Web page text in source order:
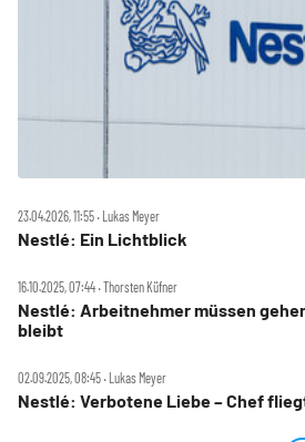
23.04.2026, 11:55 ‧ Lukas Meyer
Nestlé: Ein Lichtblick
16.10.2025, 07:44 ‧ Thorsten Küfner
Nestlé: Arbeitnehmer müssen
bleibt
02.09.2025, 08:45 ‧ Lukas Meyer
Nestlé: Verbotene Liebe – Chef